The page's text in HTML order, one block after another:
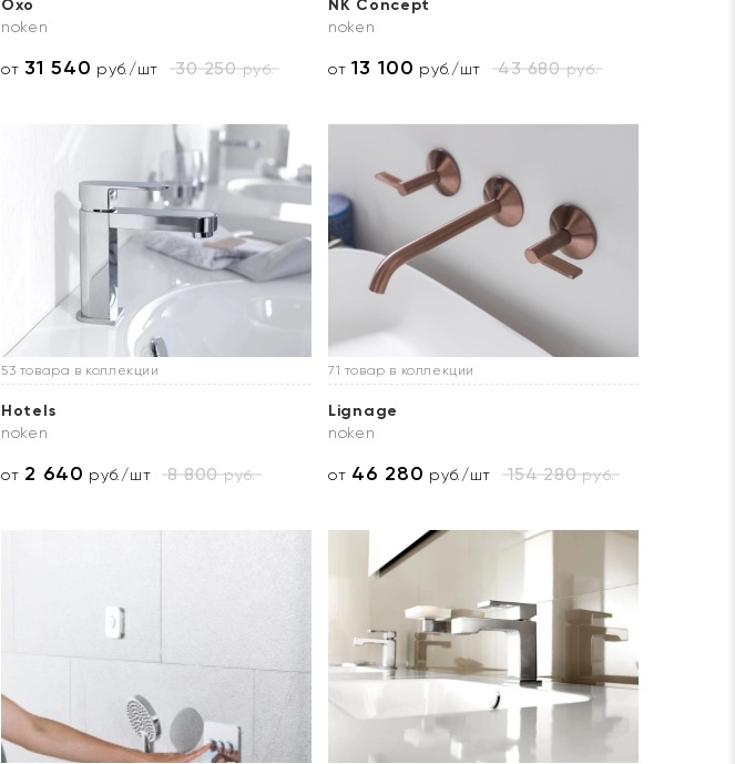
Oxo
noken
от31 540 руб./шт 30 250руб.
NK Concept
noken
от13 100 руб./шт 43 680руб.
53 товара в коллекции
Hotels
noken
от 2 640 руб./шт 8 800руб.
71 товар в коллекции
Lignage
noken
от 46 280 руб./шт 154 280руб.